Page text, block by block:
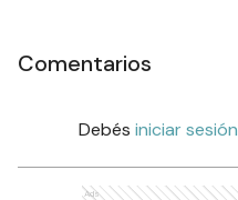
Comentarios
Debés iniciar sesión
Ads